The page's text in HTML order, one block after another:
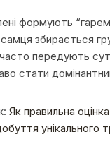
формують
збирається
передують
стати
Як правильна
унікального